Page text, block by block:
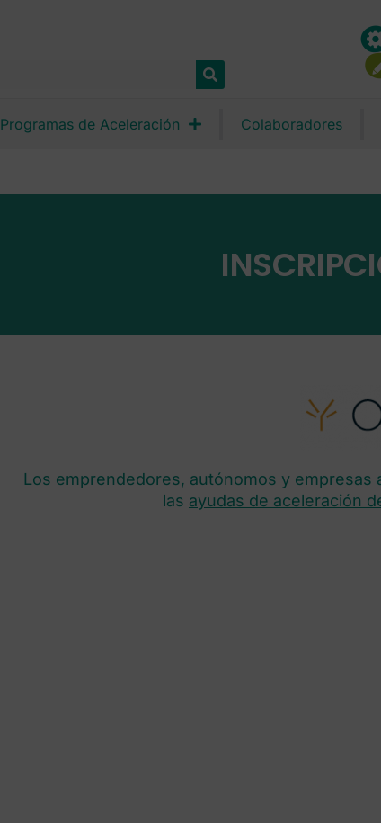
Programas de Aceleración Colaboradores
Los emprendedores, autónomos y empresas
las ayudas de aceleración